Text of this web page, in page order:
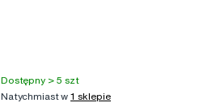
Dostępny > 5 szt
Natychmiast w1 sklepie